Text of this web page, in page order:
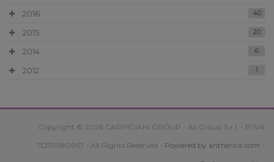
2016 40
2015 20
2014 6
2012 1
Copyright © 2026 CARPIGIANI GROUP - Ali Group S.r.l. - P.IVA
13239980967 - All Rights Reserved - Powered by antherica.com -